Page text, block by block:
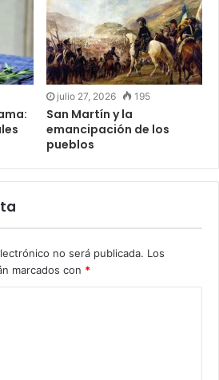
julio 27, 2026 195
San Martín y la
emancipación de los
pueblos
no será publicada. Los
marcados con *